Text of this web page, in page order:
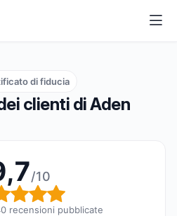
clienti di Aden
di fiducia
/10
globale:
recensioni pubblicate